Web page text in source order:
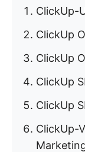
ClickUp-
ClickUp
ClickUp
ClickUp
ClickUp
ClickUp-